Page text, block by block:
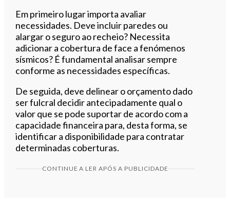
Em primeiro lugar importa avaliar
necessidades. Deve incluir paredes ou
alargar o seguro ao recheio? Necessita
adicionar a cobertura de face a fenómenos
sísmicos? É fundamental analisar sempre
conforme as necessidades específicas.
De seguida, deve delinear o orçamento dado
ser fulcral decidir antecipadamente qual o
valor que se pode suportar de acordo com a
capacidade financeira para, desta forma, se
identificar a disponibilidade para contratar
determinadas coberturas.
CONTINUE A LER APÓS A PUBLICIDADE